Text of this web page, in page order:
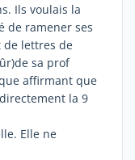
Ils voulais la
de ramener ses
de lettres de
sa prof
affirmant que
la 9
Elle ne